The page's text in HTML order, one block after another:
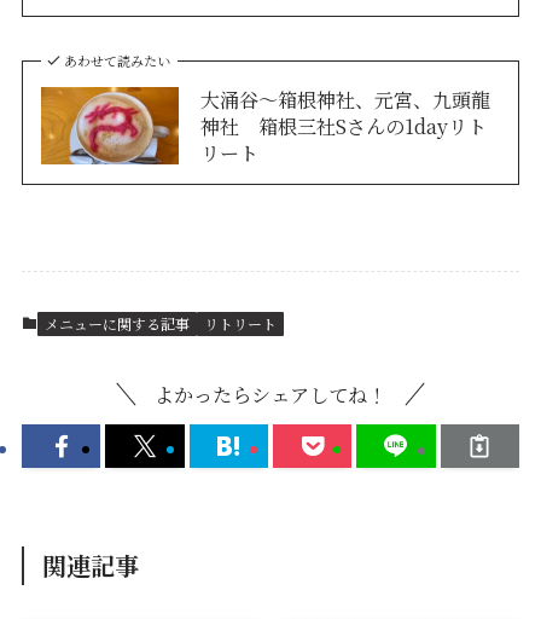
あわせて読みたい
大涌谷～箱根神社、元宮、九頭龍
神社 箱根三社Sさんの1dayリト
リート
メニューに関する記事 リトリート
よかったらシェアしてね！
関連記事